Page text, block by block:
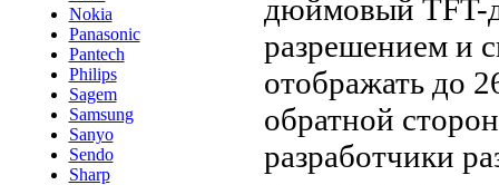
Nokia
Panasonic
Pantech
Philips
Sagem
Samsung
Sanyo
Sendo
Sharp
дюймовый TFT-
разрешением и
отображать до
обратной
разработчики